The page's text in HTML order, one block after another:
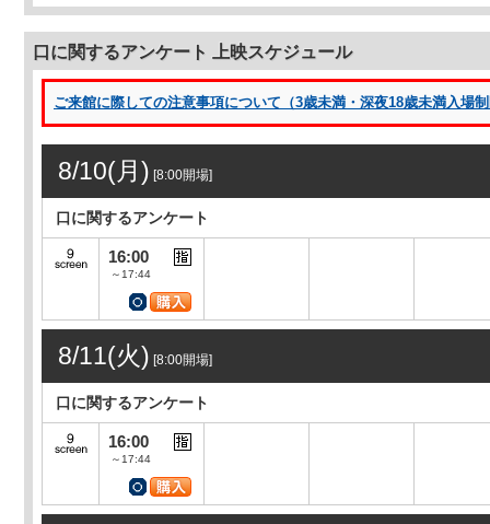
口に関するアンケート 上映スケジュール
ご来館に際しての注意事項について（3歳未満・深夜18歳未満入場
8/10(月) [8:00開場]
口に関するアンケート
16:00
～17:44
8/11(火) [8:00開場]
口に関するアンケート
16:00
～17:44